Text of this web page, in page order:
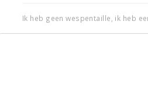
Ik heb geen wespentaille, ik heb